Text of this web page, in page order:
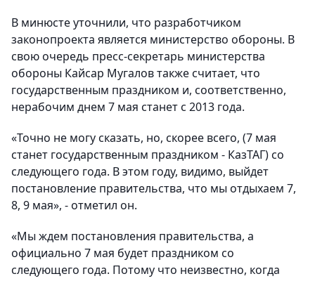
В минюсте уточнили, что разработчиком
законопроекта является министерство обороны. В
свою очередь пресс-секретарь министерства
обороны Кайсар Мугалов также считает, что
государственным праздником и, соответственно,
нерабочим днем 7 мая станет с 2013 года.
«Точно не могу сказать, но, скорее всего, (7 мая
станет государственным праздником - КазТАГ) со
следующего года. В этом году, видимо, выйдет
постановление правительства, что мы отдыхаем 7,
8, 9 мая», - отметил он.
«Мы ждем постановления правительства, а
официально 7 мая будет праздником со
следующего года. Потому что неизвестно, когда